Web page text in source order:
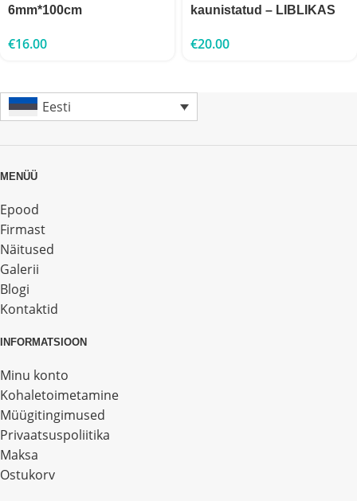
6mm*100cm
€16.00
kaunistatud – LIBLIKAS
€20.00
Eesti
MENÜÜ
Epood
Firmast
Näitused
Galerii
Blogi
Kontaktid
INFORMATSIOON
Minu konto
Kohaletoimetamine
Müügitingimused
Privaatsuspoliitika
Maksa
Ostukorv